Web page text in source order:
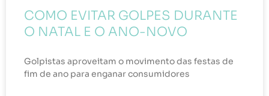
COMO EVITAR GOLPES DURANTE
O NATAL E O ANO-NOVO
Golpistas aproveitam o movimento das festas de
fim de ano para enganar consumidores